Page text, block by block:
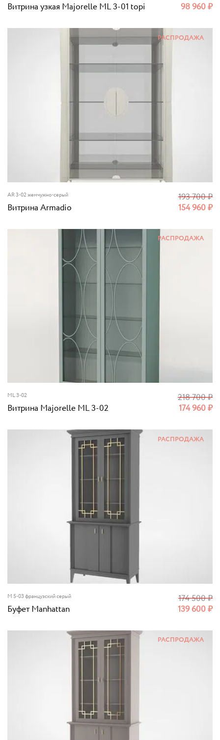
Витрина узкая Majorelle ML 3-01 topi 98 960₽
AR 3-02 жемчужно-серый
Витрина Armadio 154 960₽
193 700₽
РАСПРОДАЖА
ML 3-02
Витрина Majorelle ML 3-02 174 960₽
218 700₽
РАСПРОДАЖА
M 5-03 французский серый
Буфет Manhattan 139 600₽
174 500₽
РАСПРОДАЖА
РАСПРОДАЖА